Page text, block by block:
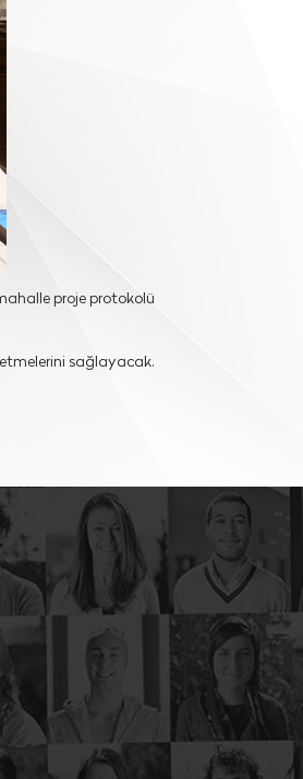
proje protokolü
sağlayacak.